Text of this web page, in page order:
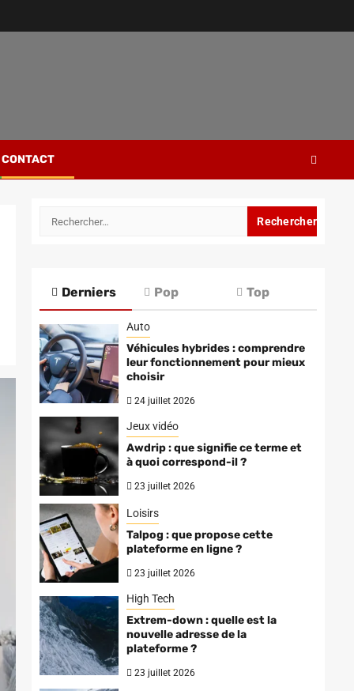
CONTACT
Rechercher :
Derniers Pop Top
Auto
Véhicules hybrides : comprendre
leur fonctionnement pour mieux
choisir
24 juillet 2026
Jeux vidéo
Awdrip : que signifie ce terme et
à quoi correspond-il ?
23 juillet 2026
Loisirs
Talpog : que propose cette
plateforme en ligne ?
23 juillet 2026
High Tech
Extrem-down : quelle est la
nouvelle adresse de la
plateforme ?
23 juillet 2026